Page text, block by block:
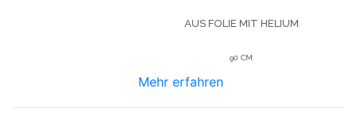
AUS FOLIE MIT HELIUM
90 CM
Mehr erfahren